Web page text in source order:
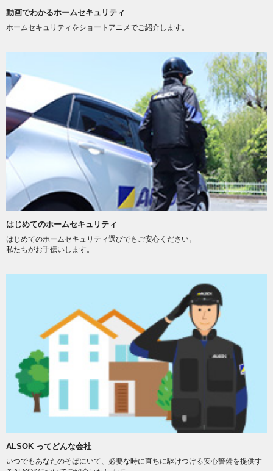
動画でわかるホームセキュリティ
ホームセキュリティをショートアニメでご紹介します。
はじめてのホームセキュリティ
はじめてのホームセキュリティ選びでもご安心ください。
私たちがお手伝いします。
ALSOK ってどんな会社
いつでもあなたのそばにいて、必要な時に直ちに駆けつける安心警備を提供す